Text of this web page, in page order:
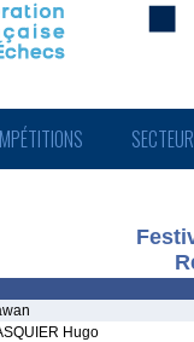
Hugo